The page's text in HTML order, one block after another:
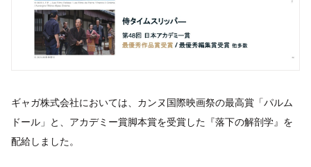
ギャガ株式会社においては、カンヌ国際映画祭の最高賞「パルム
ドール」と、アカデミー賞脚本賞を受賞した『落下の解剖学』を
配給しました。